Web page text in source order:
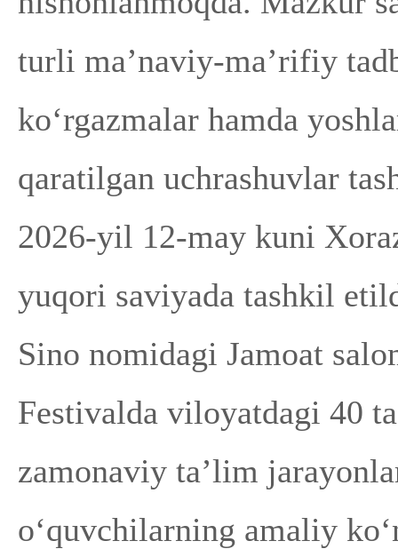
turli ma’naviy-ma’rifiy
ko‘rgazmalar hamda
qaratilgan uchrashuvlar
2026-yil 12-may kuni
yuqori saviyada tashkil
Sino nomidagi Jamoat
Festivalda viloyatdagi 40
zamonaviy ta’lim
o‘quvchilarning amaliy